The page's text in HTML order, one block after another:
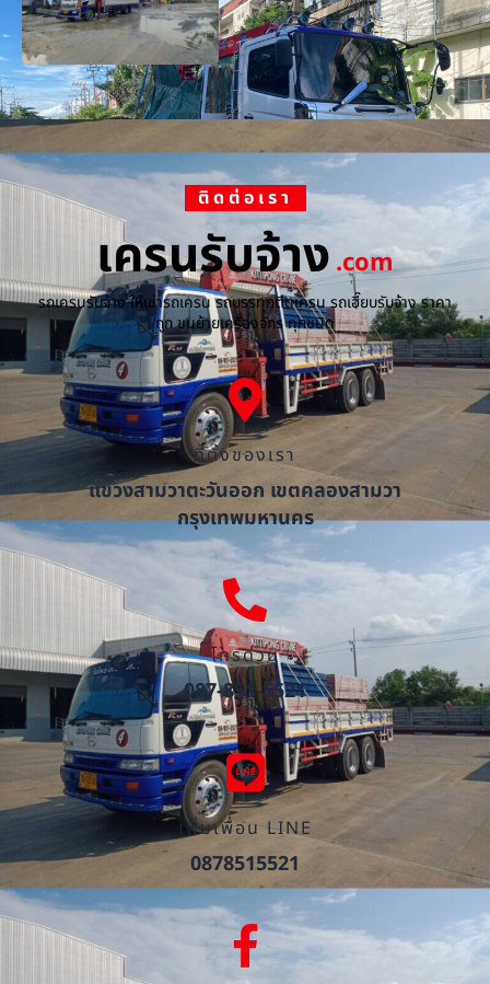
ติดต่อเรา
เครนรับจ้าง.com
รถเครนรับจ้าง ให้เช่ารถเครน รถบรรทุกติดเครน รถเฮี๊ยบรับจ้าง ราคา
ถูก ขนย้ายเครื่องจักร ทุกชนิด
ที่ตั้งของเรา
แขวงสามวาตะวันออก เขตคลองสามวา
กรุงเทพมหานคร
โทรด่วน
087-851-5521
เพิ่มเพื่อน LINE
0878515521